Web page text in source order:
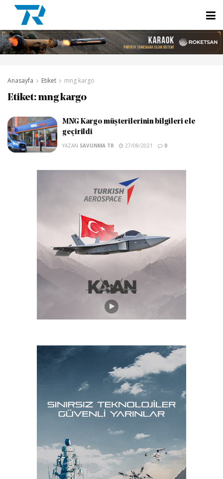
Anasayfa Etiket mng kargo
Etiket: mng kargo
MNG Kargo müşterilerinin bilgileri ele
geçirildi
YAZAN SAVUNMA TR 27/08/2021 0